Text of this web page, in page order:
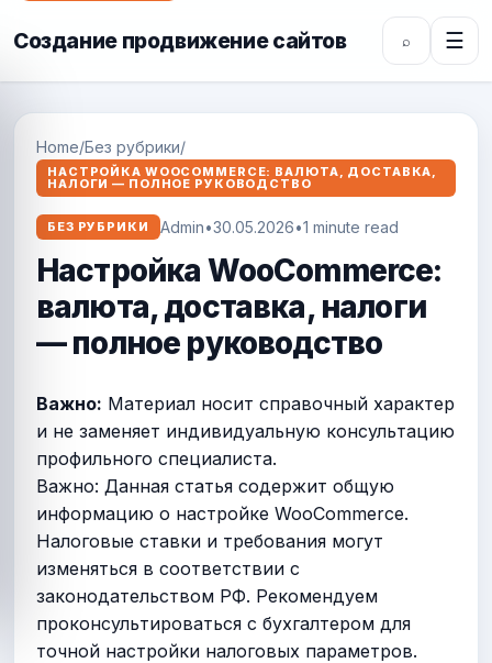
Создание продвижение сайтов ⌕ ☰
Home/Без рубрики/
НАСТРОЙКА WOOCOMMERCE: ВАЛЮТА, ДОСТАВКА,
НАЛОГИ — ПОЛНОЕ РУКОВОДСТВО
БЕЗ РУБРИКИ Admin•30.05.2026•1 minute read
Настройка WooCommerce:
валюта, доставка, налоги
— полное руководство
Важно: Материал носит справочный характер
и не заменяет индивидуальную консультацию
профильного специалиста.
Важно: Данная статья содержит общую
информацию о настройке WooCommerce.
Налоговые ставки и требования могут
изменяться в соответствии с
законодательством РФ. Рекомендуем
проконсультироваться с бухгалтером для
точной настройки налоговых параметров.